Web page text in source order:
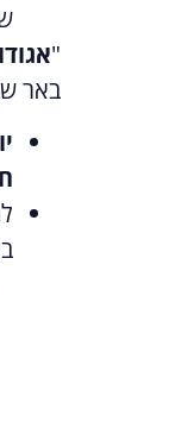
"
באר